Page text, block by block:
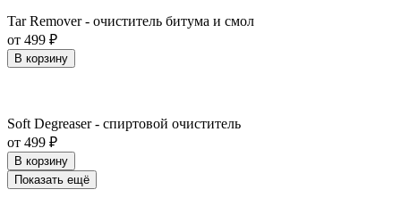
Tar Remover - очиститель битума и смол
от 499 ₽
В корзину
Soft Degreaser - спиртовой очиститель
от 499 ₽
В корзину
Показать ещё